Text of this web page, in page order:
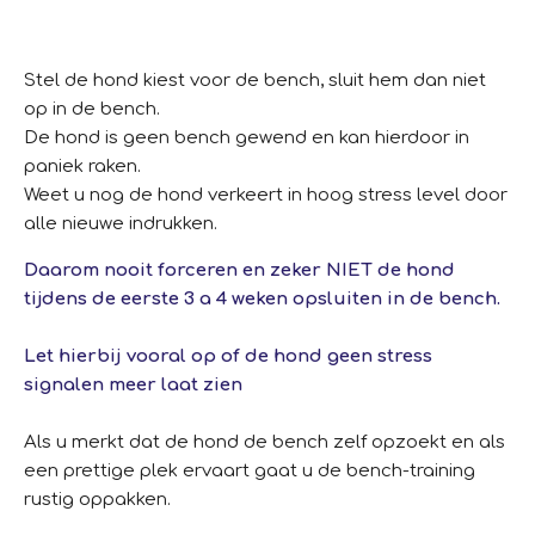
Stel de hond kiest voor de bench, sluit hem dan niet
op in de bench.
De hond is geen bench gewend en kan hierdoor in
paniek raken.
Weet u nog de hond verkeert in hoog stress level door
alle nieuwe indrukken.
Daarom nooit forceren en zeker NIET de hond
tijdens de eerste 3 a 4 weken opsluiten in de bench.
Let hierbij vooral op of de hond geen stress
signalen meer laat zien
Als u merkt dat de hond de bench zelf opzoekt en als
een prettige plek ervaart gaat u de bench-training
rustig oppakken.